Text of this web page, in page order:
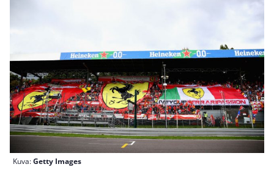
Kuva:Getty Images